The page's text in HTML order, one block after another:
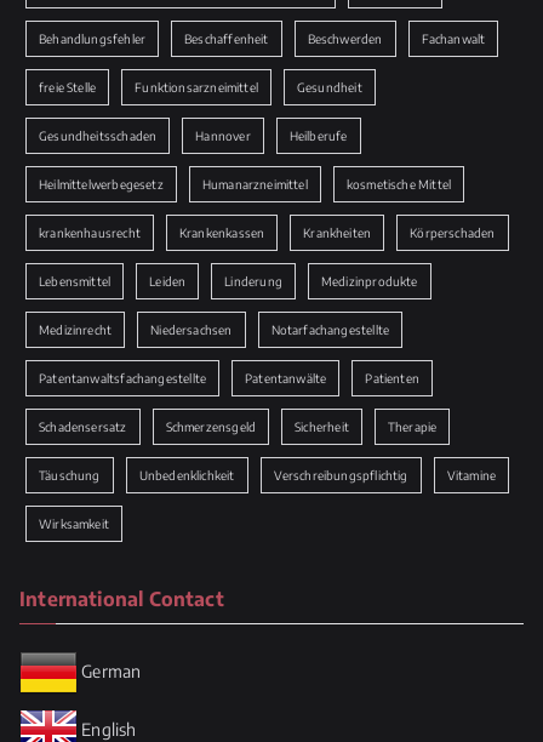
Behandlungsfehler Beschaffenheit Beschwerden Fachanwalt
freie Stelle Funktionsarzneimittel Gesundheit
Gesundheitsschaden Hannover Heilberufe
Heilmittelwerbegesetz Humanarzneimittel kosmetische Mittel
krankenhausrecht Krankenkassen Krankheiten Körperschaden
Lebensmittel Leiden Linderung Medizinprodukte
Medizinrecht Niedersachsen Notarfachangestellte
Patentanwaltsfachangestellte Patentanwälte Patienten
Schadensersatz Schmerzensgeld Sicherheit Therapie
Täuschung Unbedenklichkeit Verschreibungspflichtig Vitamine
Wirksamkeit
International Contact
German
English